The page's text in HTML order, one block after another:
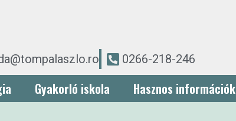
0266-218-246
Gyakorló iskola Hasznos információk